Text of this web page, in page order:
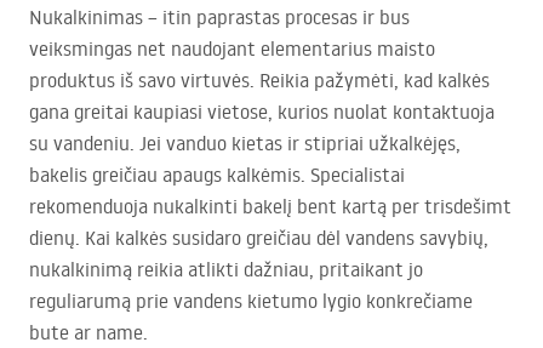
Nukalkinimas – itin paprastas procesas ir bus
veiksmingas net naudojant elementarius maisto
produktus iš savo virtuvės. Reikia pažymėti, kad kalkės
gana greitai kaupiasi vietose, kurios nuolat kontaktuoja
su vandeniu. Jei vanduo kietas ir stipriai užkalkėjęs,
bakelis greičiau apaugs kalkėmis. Specialistai
rekomenduoja nukalkinti bakelį bent kartą per trisdešimt
dienų. Kai kalkės susidaro greičiau dėl vandens savybių,
nukalkinimą reikia atlikti dažniau, pritaikant jo
reguliarumą prie vandens kietumo lygio konkrečiame
bute ar name.